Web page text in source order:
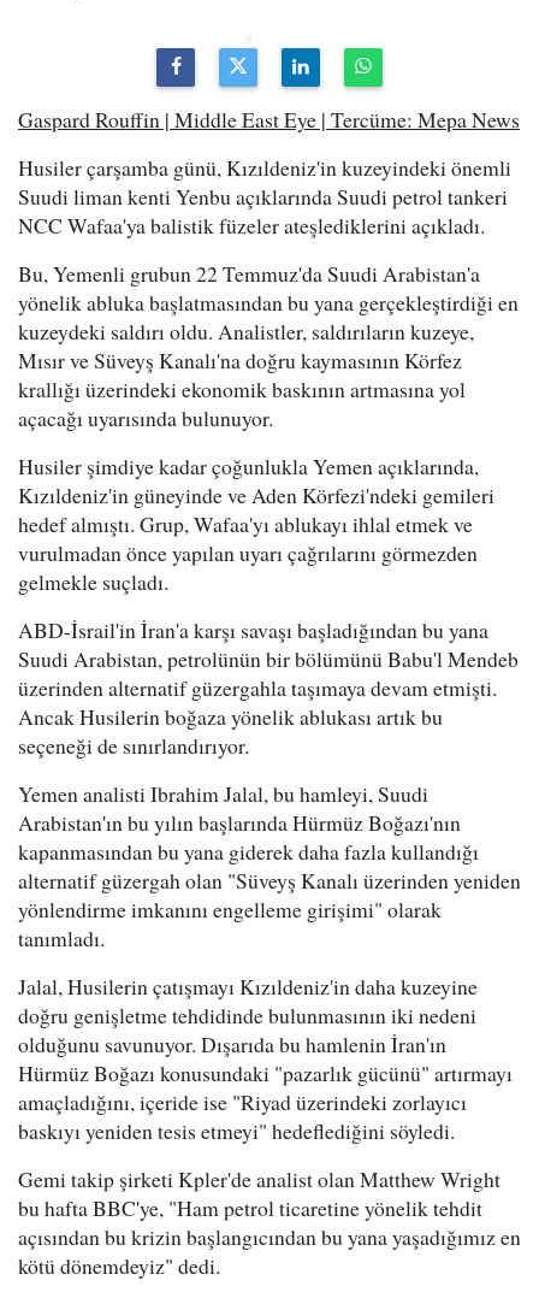
Gaspard Rouffin | Middle East Eye | Tercüme: Mepa News
Husiler çarşamba günü, Kızıldeniz'in kuzeyindeki önemli
Suudi liman kenti Yenbu açıklarında Suudi petrol tankeri
NCC Wafaa'ya balistik füzeler ateşlediklerini açıkladı.
Bu, Yemenli grubun 22 Temmuz'da Suudi Arabistan'a
yönelik abluka başlatmasından bu yana gerçekleştirdiği en
kuzeydeki saldırı oldu. Analistler, saldırıların kuzeye,
Mısır ve Süveyş Kanalı'na doğru kaymasının Körfez
krallığı üzerindeki ekonomik baskının artmasına yol
açacağı uyarısında bulunuyor.
Husiler şimdiye kadar çoğunlukla Yemen açıklarında,
Kızıldeniz'in güneyinde ve Aden Körfezi'ndeki gemileri
hedef almıştı. Grup, Wafaa'yı ablukayı ihlal etmek ve
vurulmadan önce yapılan uyarı çağrılarını görmezden
gelmekle suçladı.
ABD-İsrail'in İran'a karşı savaşı başladığından bu yana
Suudi Arabistan, petrolünün bir bölümünü Babu'l Mendeb
üzerinden alternatif güzergahla taşımaya devam etmişti.
Ancak Husilerin boğaza yönelik ablukası artık bu
seçeneği de sınırlandırıyor.
Yemen analisti Ibrahim Jalal, bu hamleyi, Suudi
Arabistan'ın bu yılın başlarında Hürmüz Boğazı'nın
kapanmasından bu yana giderek daha fazla kullandığı
alternatif güzergah olan "Süveyş Kanalı üzerinden yeniden
yönlendirme imkanını engelleme girişimi" olarak
tanımladı.
Jalal, Husilerin çatışmayı Kızıldeniz'in daha kuzeyine
doğru genişletme tehdidinde bulunmasının iki nedeni
olduğunu savunuyor. Dışarıda bu hamlenin İran'ın
Hürmüz Boğazı konusundaki "pazarlık gücünü" artırmayı
amaçladığını, içeride ise "Riyad üzerindeki zorlayıcı
baskıyı yeniden tesis etmeyi" hedeflediğini söyledi.
Gemi takip şirketi Kpler'de analist olan Matthew Wright
bu hafta BBC'ye, "Ham petrol ticaretine yönelik tehdit
açısından bu krizin başlangıcından bu yana yaşadığımız en
kötü dönemdeyiz" dedi.